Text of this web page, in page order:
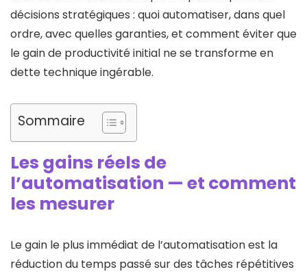
décisions stratégiques : quoi automatiser, dans quel
ordre, avec quelles garanties, et comment éviter que
le gain de productivité initial ne se transforme en
dette technique ingérable.
Sommaire
Les gains réels de
l’automatisation — et comment
les mesurer
Le gain le plus immédiat de l’automatisation est la
réduction du temps passé sur des tâches répétitives